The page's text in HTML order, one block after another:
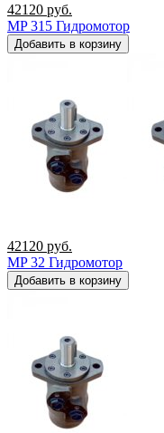
42120 руб.
MP 315 Гидромотор
Добавить в корзину
42120 руб.
MP 32 Гидромотор
Добавить в корзину